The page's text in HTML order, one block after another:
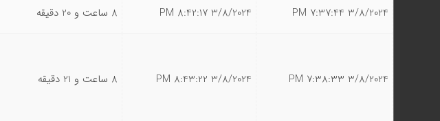
3/8/2024 7:37:44 PM
3/8/2024 8:42:17 PM 8 ساعت و 20 دقیقه
3/8/2024 7:38:33 PM
3/8/2024 8:43:22 PM 8 ساعت و 21 دقیقه